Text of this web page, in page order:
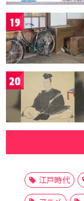
19
20
江戸時代